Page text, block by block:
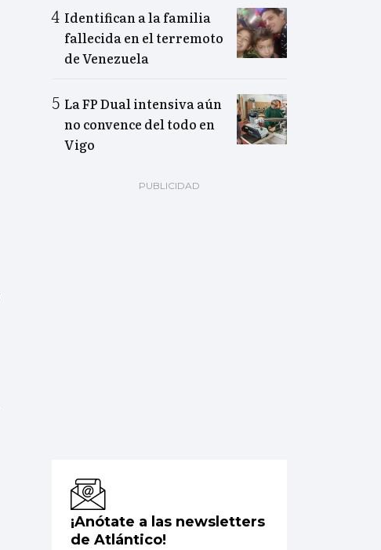
Identifican a la familia
fallecida en el terremoto
de Venezuela
La FP Dual intensiva aún
no convence del todo en
Vigo
¡Anótate a las newsletters
de Atlántico!